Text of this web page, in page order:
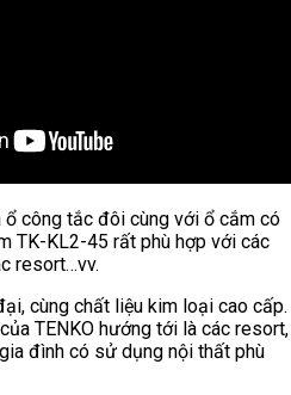
công tắc đôi cùng với ổ cắm có
TK-KL2-45 rất phù hợp với các
resort…vv.
cùng chất liệu kim loại cao cấp.
TENKO hướng tới là các resort,
đình có sử dụng nội thất phù